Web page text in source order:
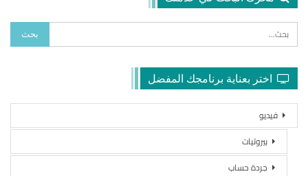
اختر بعناية برنامجك المفضل
فيديو
بيروتيات
جردة حساب